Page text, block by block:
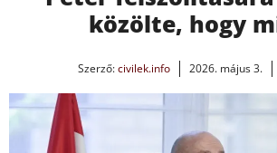
közölte, hogy
Szerző:civilek.info 2026. május 3.